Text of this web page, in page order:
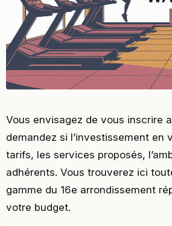
Vous envisagez de vous inscrire
demandez si l’investissement en
tarifs, les services proposés,
adhérents. Vous trouverez ici
gamme du 16e arrondissement
votre budget.